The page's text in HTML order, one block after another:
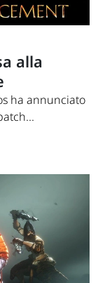
alla
ha annunciato